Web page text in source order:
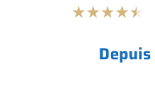
★★★★★
Depuis